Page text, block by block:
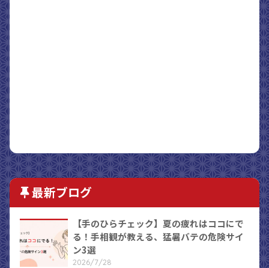
最新ブログ
【手のひらチェック】夏の疲れはココにで
る！手相観が教える、猛暑バテの危険サイ
ン3選
2026/7/28